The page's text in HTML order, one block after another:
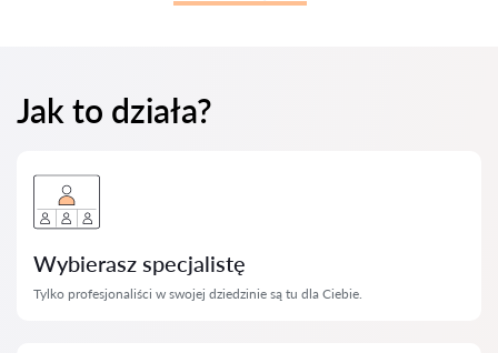
Jak to działa?
Wybierasz specjalistę
Tylko profesjonaliści w swojej dziedzinie są tu dla Ciebie.